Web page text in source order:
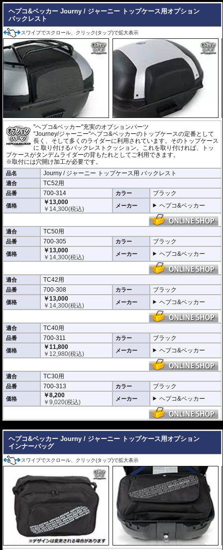
ヘプコ&ベッカー Journy / ジャーニー トップケース用オプション
バックレスト
スワイプでスクロール、クリック(タップ)で拡大表示
"ヘプコ&ベッカー"充実のオプションパーツ
"Journey/ジャーニー"ヘプコ&ベッカーのトップケースの定番として
長く、そして多くのライダーに利用されています。そのトップケース
に 取り付けるバックレストクッション。これを取り付ければ、トッ
プケースがタンデムライダーの背もたれとしてご利用できます。
※取付には穴開け加工が必要です。
品名 Journy / ジャーニー トップケース用 バックレスト
適合 TC52用
品番 700-314 カラー ブラック
価格
￥13,000
￥ 14,300(税込) メーカー ヘプコ&ベッカー
適合 TC50用
品番 700-305 カラー ブラック
価格
￥13,000
￥ 14,300(税込) メーカー ヘプコ&ベッカー
適合 TC42用
品番 700-308 カラー ブラック
価格
￥13,000
￥ 14,300(税込) メーカー ヘプコ&ベッカー
適合 TC40用
品番 700-311 カラー ブラック
価格
￥11,800
￥ 12,980(税込) メーカー ヘプコ&ベッカー
適合 TC30用
品番 700-313 カラー ブラック
価格
￥8,200
￥9,020(税込) メーカー ヘプコ&ベッカー
ヘプコ&ベッカー Journy / ジャーニー トップケース用オプション
インナーバッグ
スワイプでスクロール、クリック(タップ)で拡大表示